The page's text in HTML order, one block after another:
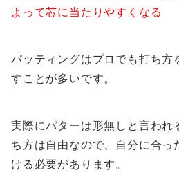
よって芯に当たりやすくなる
パッティングはプロでも打ち方
すことが多いです。
実際にパターは形無しと言われ
ち方は自由なので、自分に合っ
ける必要があります。